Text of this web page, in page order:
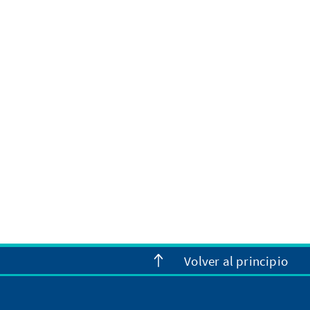
Volver al principio